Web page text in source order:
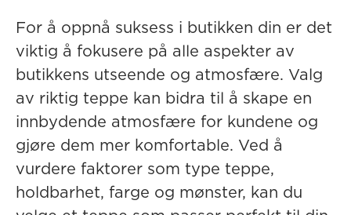
For å oppnå suksess i butikken din er det
viktig å fokusere på alle aspekter av
butikkens utseende og atmosfære. Valg
av riktig teppe kan bidra til å skape en
innbydende atmosfære for kundene og
gjøre dem mer komfortable. Ved å
vurdere faktorer som type teppe,
holdbarhet, farge og mønster, kan du